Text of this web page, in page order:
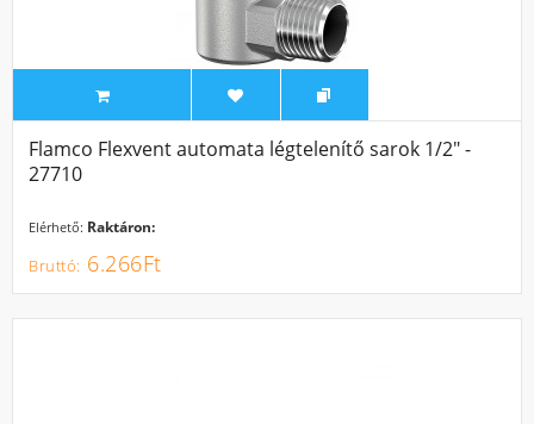
Flamco Flexvent automata légtelenítő sarok 1/2" -
27710
Elérhető: Raktáron:
6.266Ft